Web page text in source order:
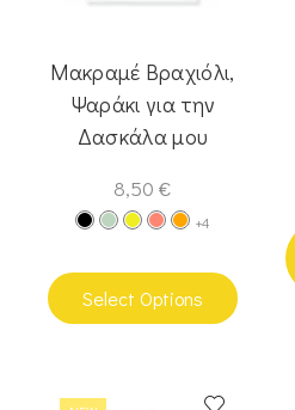
Μακραμέ Βραχιόλι,
Ψαράκι για την
Δασκάλα μου
8,50 €
+4
Select Options